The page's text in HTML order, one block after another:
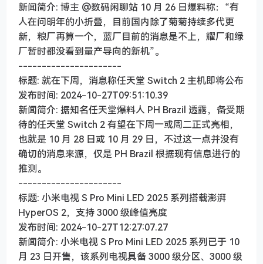
新闻简介: 博主 @数码闲聊站 10 月 26 日爆料称：“有
人在问明年的小折叠，目前国内除了菊菊持续多代更
新，粮厂再算一个，蓝厂目前的消息是不上，耀厂和绿
厂暂时都没看到量产导向的新机”。
----------------------
标题: 就在下周，消息称任天堂 Switch 2 主机即将公布
发布时间: 2024-10-27T09:51:10.39
新闻简介: 据知名任天堂爆料人 PH Brazil 透露，备受期
待的任天堂 Switch 2 有望在下周一或周二正式亮相，
也就是 10 月 28 日或 10 月 29 日，不过这一点并没有
确切的消息来源，仅是 PH Brazil 根据现有信息进行的
推测。
----------------------
标题: 小米电视 S Pro Mini LED 2025 系列搭载澎湃
HyperOS 2，支持 3000 级峰值亮度
发布时间: 2024-10-27T12:27:07.27
新闻简介: 小米电视 S Pro Mini LED 2025 系列已于 10
月 23 日开售，该系列电视具备 3000 级分区、3000 级